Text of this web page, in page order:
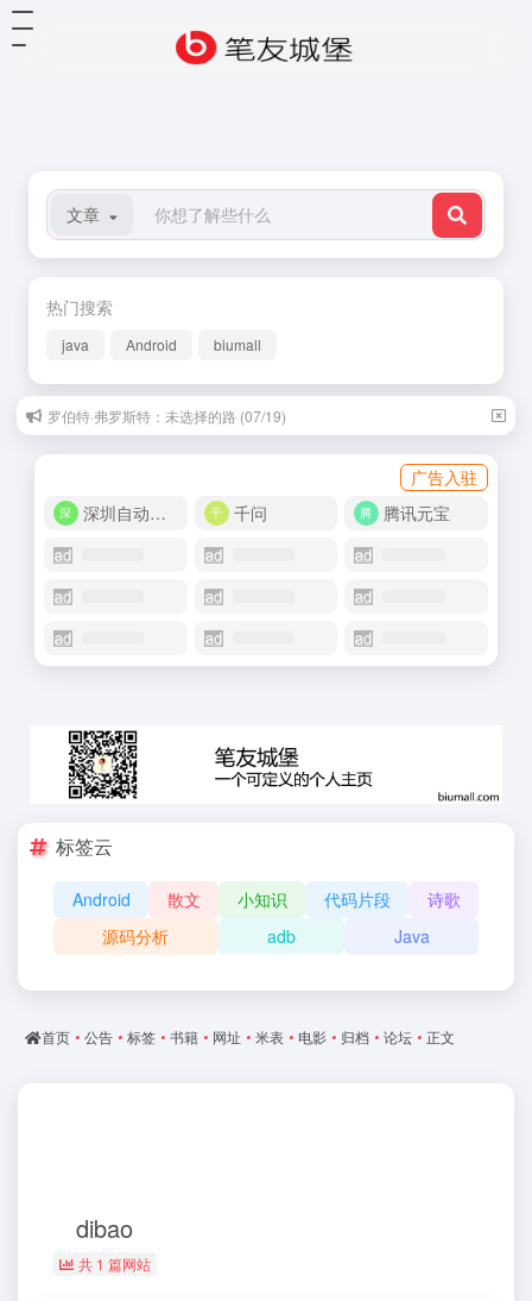
文章
热门搜索
java Android biumall
罗伯特·弗罗斯特：未选择的路 (07/19)
广告入驻
深圳自动化商城
千问 腾讯元宝
标签云
Android 散文 小知识 代码片段
诗歌
源码分析
adb Java
首页 • 公告 • 标签 • 书籍 • 网址 • 米表 • 电影 • 归档 • 论坛 • 正文
dibao
共 1 篇网站